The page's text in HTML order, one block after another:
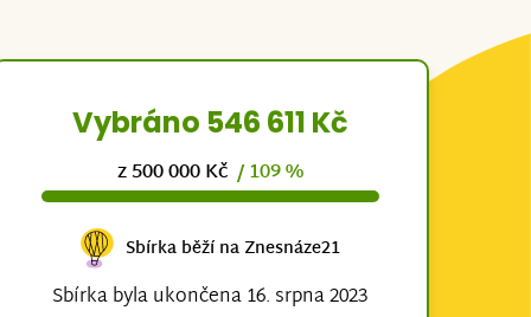
Vybráno 546 611 Kč
z 500 000 Kč / 109 %
Sbírka běží na Znesnáze21
Sbírka byla ukončena 16. srpna 2023